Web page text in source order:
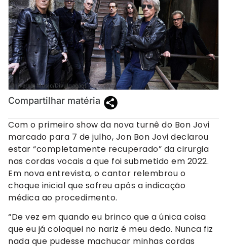
(Universal Music/Divulgação)
Compartilhar matéria
Com o primeiro show da nova turnê do Bon Jovi
marcado para 7 de julho, Jon Bon Jovi declarou
estar “completamente recuperado” da cirurgia
nas cordas vocais a que foi submetido em 2022.
Em nova entrevista, o cantor relembrou o
choque inicial que sofreu após a indicação
médica ao procedimento.
“De vez em quando eu brinco que a única coisa
que eu já coloquei no nariz é meu dedo. Nunca fiz
nada que pudesse machucar minhas cordas